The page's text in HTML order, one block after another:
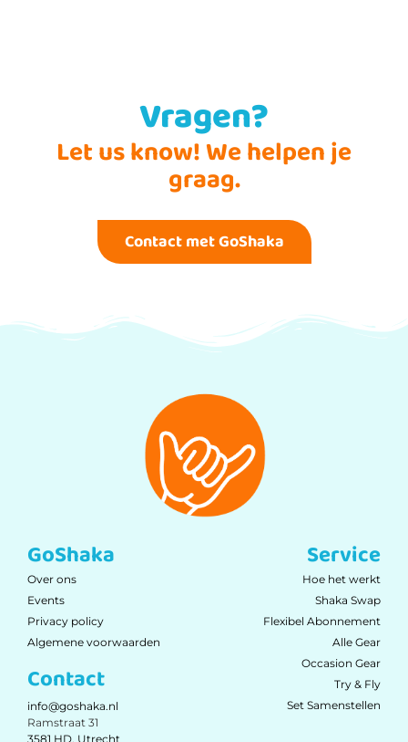
Vragen?
Let us know! We helpen je
graag.
Contact met GoShaka
GoShaka
Over ons
Events
Privacy policy
Algemene voorwaarden
Contact
info@goshaka.nl
Ramstraat 31
3581 HD, Utrecht
Service
Hoe het werkt
Shaka Swap
Flexibel Abonnement
Alle Gear
Occasion Gear
Try & Fly
Set Samenstellen